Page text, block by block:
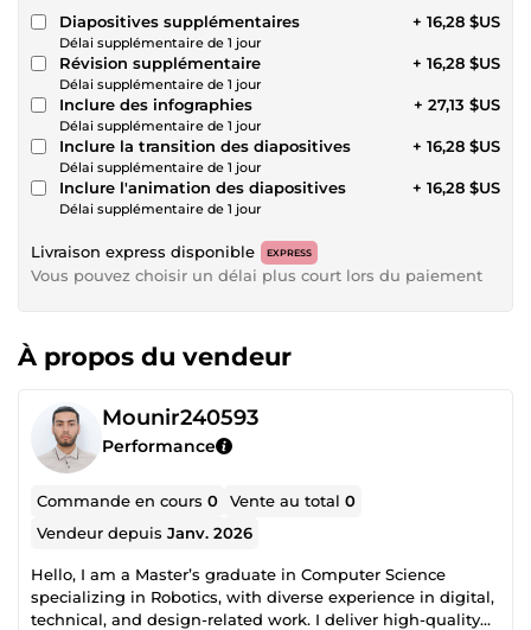
Diapositives supplémentaires
Délai supplémentaire de 1 jour
+ 16,28 $US
Révision supplémentaire
Délai supplémentaire de 1 jour
+ 16,28 $US
Inclure des infographies
Délai supplémentaire de 1 jour
+ 27,13 $US
Inclure la transition des diapositives
Délai supplémentaire de 1 jour
+ 16,28 $US
Inclure l'animation des diapositives
Délai supplémentaire de 1 jour
+ 16,28 $US
Livraison express disponible EXPRESS
Vous pouvez choisir un délai plus court lors du paiement
À propos du vendeur
Mounir240593
Performance
Commande en cours0 Vente au total0
Vendeur depuisJanv. 2026
Hello, I am a Master’s graduate in Computer Science
specializing in Robotics, with diverse experience in digital,
technical, and design-related work. I deliver high-quality